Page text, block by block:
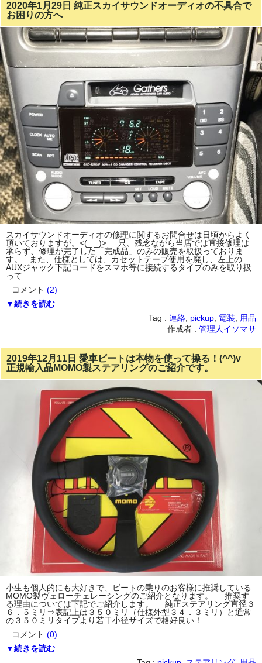
2020年1月29日 純正スカイサウンドオーディオの不具合で
お困りの方へ
スカイサウンドオーディオの修理に関するお問合せは日頃からよく
頂いておりますが。<(_ _)> 只、残念ながら当店では直接修理は
承らず、修理が完了した「完成品」のみの販売を取扱っておりま
す。 また、仕様としては、カセットテープ使用を廃し、左上の
AUXジャック下記コードをスマホ等に接続するタイプのみを取り扱
って
コメント (2)
▼続きを読む
Tag : 連絡 pickup 電装
用品
作成者 : 管理人イソマサ
2019年12月11日 愛車ビートは本物を使って操る！(^^)v
正規輸入品MOMO製ステアリングのご紹介です。
小生も個人的にも大好きで、ビートの乗りのお客様に推奨している
MOMO製ヴェローチェレーシングのご紹介となります。 推奨す
る理由については下記でご紹介します。 純正ステアリング直径３
６．５ミリ⇒表記上は３５０ミリ（仕様外型３４．３ミリ）と通常
の３５０ミリタイプより若干小径サイズで格好良い！
コメント (0)
▼続きを読む